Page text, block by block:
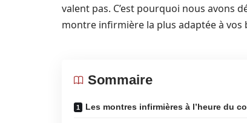
valent pas. C’est pourquoi nous avons
montre infirmière la plus adaptée à vos
Sommaire
Les montres infirmières à l’heure du